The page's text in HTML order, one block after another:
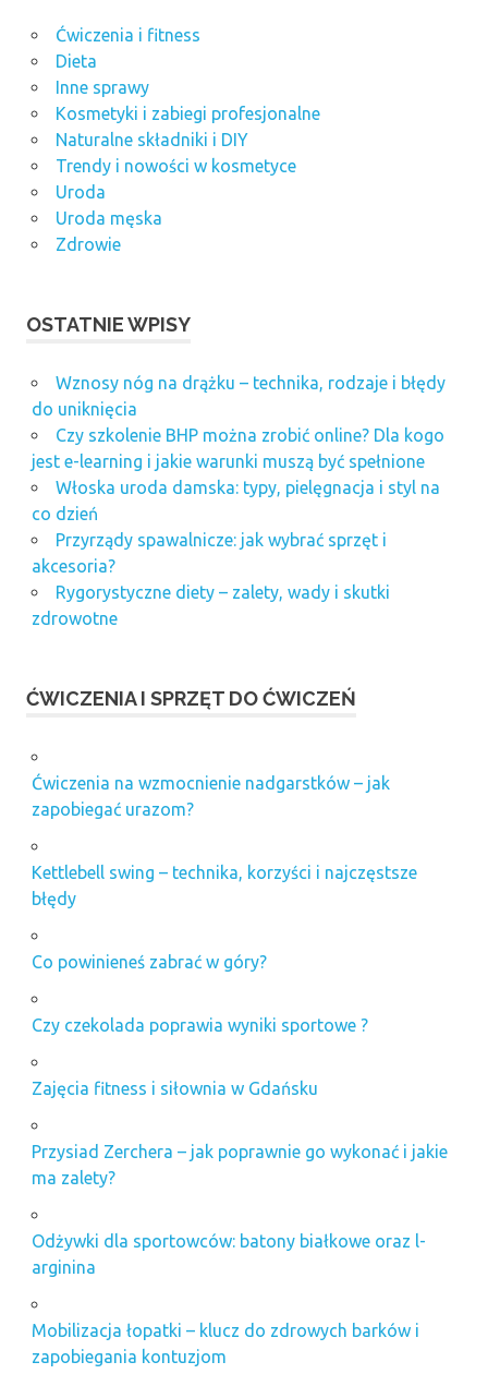
Ćwiczenia i fitness
Dieta
Inne sprawy
Kosmetyki i zabiegi profesjonalne
Naturalne składniki i DIY
Trendy i nowości w kosmetyce
Uroda
Uroda męska
Zdrowie
OSTATNIE WPISY
Wznosy nóg na drążku – technika, rodzaje i błędy
do uniknięcia
Czy szkolenie BHP można zrobić online? Dla kogo
jest e-learning i jakie warunki muszą być spełnione
Włoska uroda damska: typy, pielęgnacja i styl na
co dzień
Przyrządy spawalnicze: jak wybrać sprzęt i
akcesoria?
Rygorystyczne diety – zalety, wady i skutki
zdrowotne
ĆWICZENIA I SPRZĘT DO ĆWICZEŃ
Ćwiczenia na wzmocnienie nadgarstków – jak
zapobiegać urazom?
Kettlebell swing – technika, korzyści i najczęstsze
błędy
Co powinieneś zabrać w góry?
Czy czekolada poprawia wyniki sportowe ?
Zajęcia fitness i siłownia w Gdańsku
Przysiad Zerchera – jak poprawnie go wykonać i jakie
ma zalety?
Odżywki dla sportowców: batony białkowe oraz l-
arginina
Mobilizacja łopatki – klucz do zdrowych barków i
zapobiegania kontuzjom